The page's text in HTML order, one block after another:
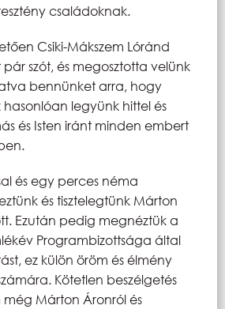
családoknak.
Csiki-Mákszem Lóránd
pár szót, és megosztotta velünk
bennünket arra, hogy
legyünk hittel és
és Isten iránt minden embert
és egy perces néma
és tisztelegtünk Márton
Ezután pedig megnéztük a
Programbizottsága által
ez külön öröm és élmény
Kötetlen beszélgetés
Márton Áronról és